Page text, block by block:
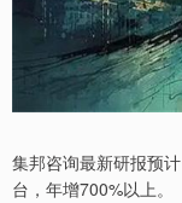
集邦咨询最新研报预
台，年增700%以上。